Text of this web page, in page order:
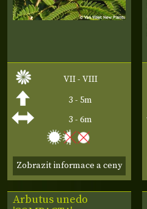
VII - VIII
3 - 5m
3 - 6m
Zobrazit informace a ceny
Arbutus unedo